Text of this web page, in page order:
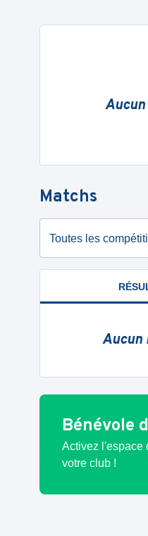
Matchs
Toutes les
Aucun
Bénévole
Activez l'espace
votre club !